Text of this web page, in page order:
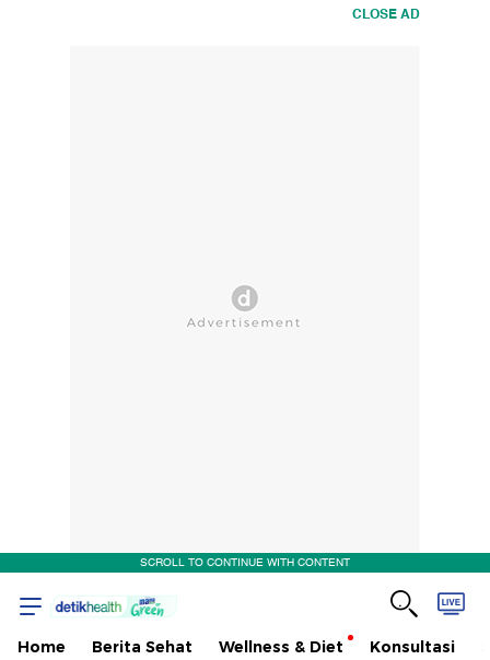
CLOSE AD
SCROLL TO CONTINUE WITH CONTENT
Home Berita Sehat Wellness & Diet Konsultasi